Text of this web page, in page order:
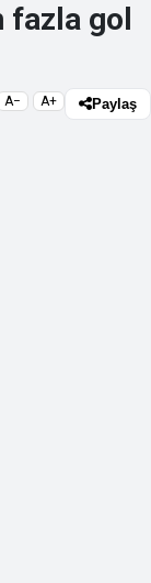
fazla gol
A− A+ Paylaş